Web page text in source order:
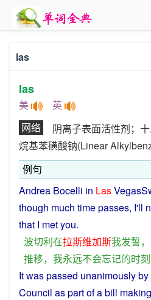
las
las
美 英
网络
阴离子表面活性剂；
烷基苯磺酸钠(Linear
例句
Andrea Bocelli in Las
though much timepasses, I'll
that I metyou.
波切利在拉斯维加斯我发誓，
推移， 我永远不会忘记的时刻
Itwaspassed unanimouslyby
Council aspartofabill